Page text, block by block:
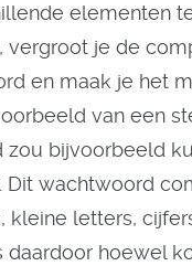
elementen
vergroot je de
en maak je het
van een
bijvoorbeeld
Dit wachtwoord
kleine letters,
daardoor hoewel